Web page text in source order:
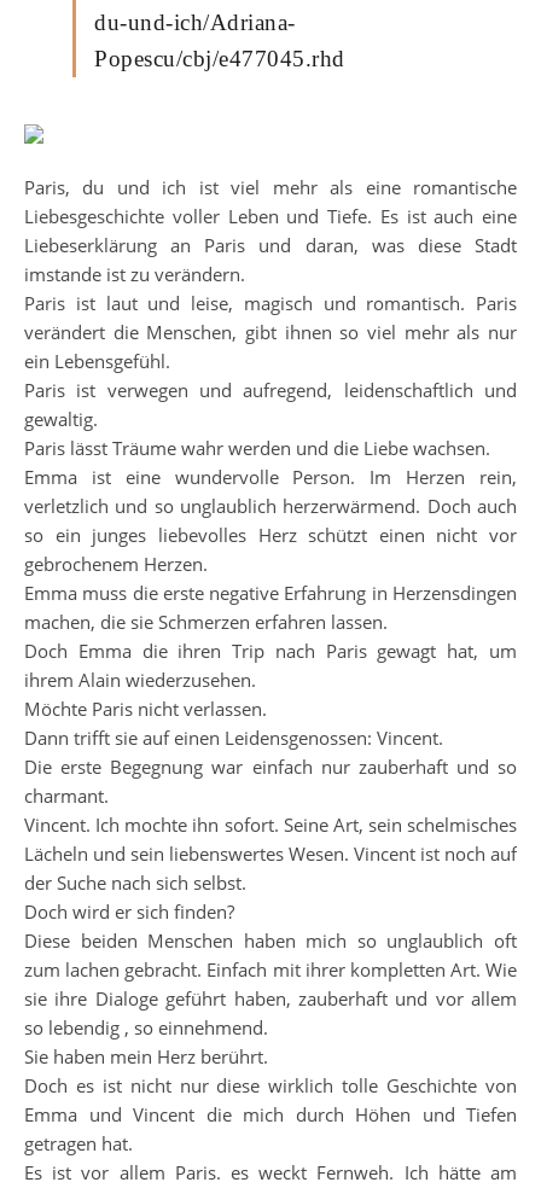
du-und-ich/Adriana-
Popescu/cbj/e477045.rhd
Paris, du und ich ist viel mehr als eine romantische
Liebesgeschichte voller Leben und Tiefe. Es ist auch eine
Liebeserklärung an Paris und daran, was diese Stadt
imstande ist zu verändern.
Paris ist laut und leise, magisch und romantisch. Paris
verändert die Menschen, gibt ihnen so viel mehr als nur
ein Lebensgefühl.
Paris ist verwegen und aufregend, leidenschaftlich und
gewaltig.
Paris lässt Träume wahr werden und die Liebe wachsen.
Emma ist eine wundervolle Person. Im Herzen rein,
verletzlich und so unglaublich herzerwärmend. Doch auch
so ein junges liebevolles Herz schützt einen nicht vor
gebrochenem Herzen.
Emma muss die erste negative Erfahrung in Herzensdingen
machen, die sie Schmerzen erfahren lassen.
Doch Emma die ihren Trip nach Paris gewagt hat, um
ihrem Alain wiederzusehen.
Möchte Paris nicht verlassen.
Dann trifft sie auf einen Leidensgenossen: Vincent.
Die erste Begegnung war einfach nur zauberhaft und so
charmant.
Vincent. Ich mochte ihn sofort. Seine Art, sein schelmisches
Lächeln und sein liebenswertes Wesen. Vincent ist noch auf
der Suche nach sich selbst.
Doch wird er sich finden?
Diese beiden Menschen haben mich so unglaublich oft
zum lachen gebracht. Einfach mit ihrer kompletten Art. Wie
sie ihre Dialoge geführt haben, zauberhaft und vor allem
so lebendig , so einnehmend.
Sie haben mein Herz berührt.
Doch es ist nicht nur diese wirklich tolle Geschichte von
Emma und Vincent die mich durch Höhen und Tiefen
getragen hat.
Es ist vor allem Paris. es weckt Fernweh. Ich hätte am